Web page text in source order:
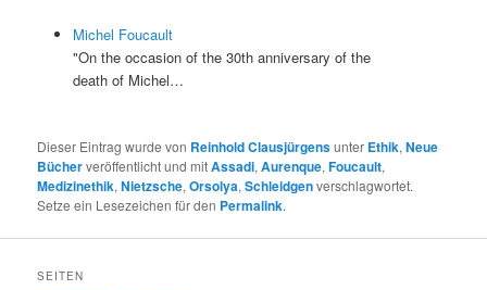
Michel Foucault
"On the occasion of the 30th anniversary of the
death of Michel…
Dieser Eintrag wurde von Reinhold Clausjürgensunter Ethik,Neue
Bücherveröffentlicht und mitAssadi,Aurenque,Foucault,
Medizinethik,Nietzsche,Orsolya,Schleidgenverschlagwortet.
Setze ein Lesezeichen für den Permalink.
SEITEN